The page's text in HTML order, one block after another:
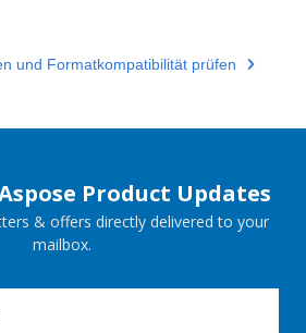
und Formatkompatibilität prüfen
Product Updates
& offers directly delivered to your
mailbox.